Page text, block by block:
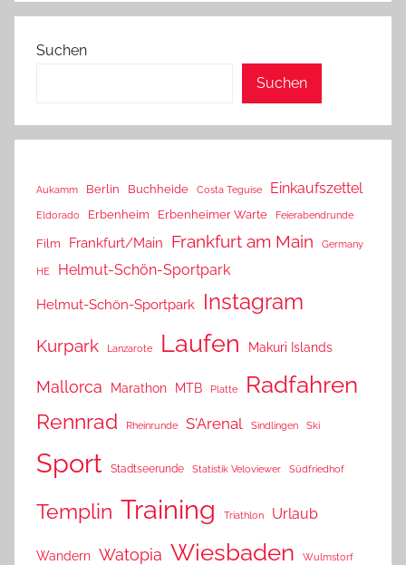
Suchen
Suchen
Aukamm Berlin Buchheide Costa Teguise Einkaufszettel
Eldorado Erbenheim Erbenheimer Warte Feierabendrunde
Film Frankfurt/Main Frankfurt am Main Germany
HE Helmut-Schön-Sportpark
Helmut-Schön-Sportpark Instagram
Kurpark Lanzarote Laufen Makuri Islands
Mallorca Marathon MTB Platte Radfahren
Rennrad Rheinrunde S'Arenal Sindlingen Ski
Sport Stadtseerunde Statistik Veloviewer Südfriedhof
Templin Training Triathlon Urlaub
Wandern Watopia Wiesbaden Wulmstorf